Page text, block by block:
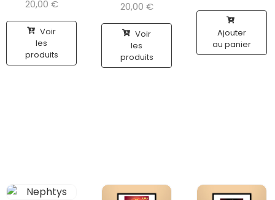
20,00 €
Voir
les
produits
20,00 €
Voir
les
produits
Ajouter
au panier